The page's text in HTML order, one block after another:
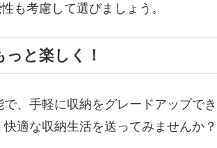
も考慮して選びましょう。
と楽しく！
、手軽に収納をグレードアップでき
適な収納生活を送ってみませんか？